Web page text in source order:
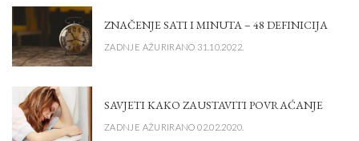
ZNAČENJE SATI I MINUTA – 48 DEFINICIJA
ZADNJE AŽURIRANO 31.10.2022.
SAVJETI KAKO ZAUSTAVITI POVRAĆANJE
ZADNJE AŽURIRANO 02.02.2020.